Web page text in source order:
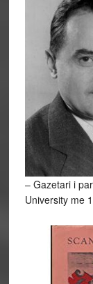
– Gazetari i
University me